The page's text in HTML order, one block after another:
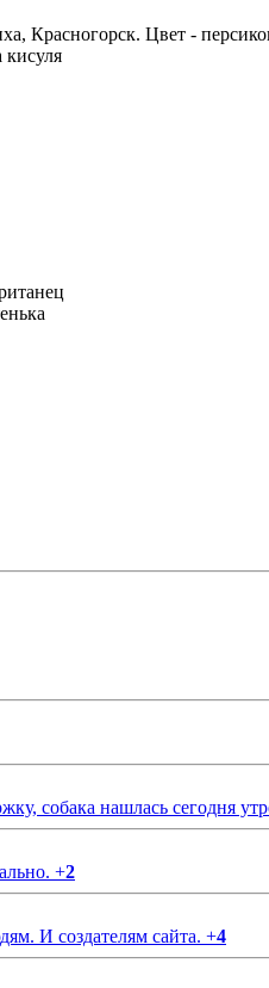
Красногорск. Цвет -
кисуля
собака нашлась сегодня
+2
И создателям сайта. +4